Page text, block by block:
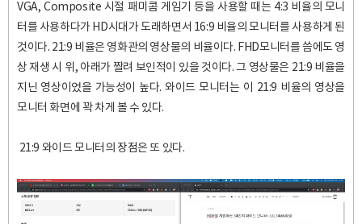
VGA, Composite 시절 패미콤 게임기 등을 사용할 때는 4:3 비율의 모니
터를 사용하다가 HD시대가 도래하면서 16:9 비율의 모니터를 사용하게 된
것이다. 21:9 비율은 영화관의 영상물의 비율이다. FHD모니터를 씀에도 영
상 재생 시 위, 아래가 짤려 보인적이 있을 것이다. 그 영상물은 21:9 비율을
지닌 영상이었을 가능성이 높다. 와이드 모니터는 이 21:9 비율의 영상을
모니터 화면에 꽉 차게 볼 수 있다.
21:9 와이드 모니터의 장점은 또 있다.